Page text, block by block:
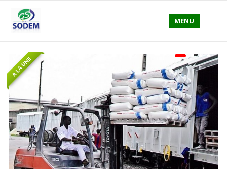
MENU
A LA UNE